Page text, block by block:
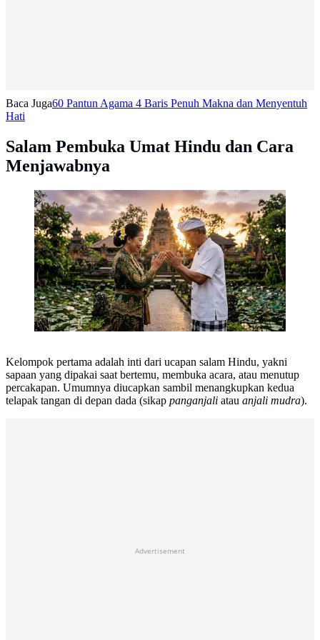
Baca Juga60 Pantun Agama 4 Baris Penuh Makna dan Menyentuh
Hati
Salam Pembuka Umat Hindu dan Cara
Menjawabnya
Ucapan Salam Hindu. Foto: AI Generated
Kelompok pertama adalah inti dari ucapan salam Hindu, yakni
sapaan yang dipakai saat bertemu, membuka acara, atau menutup
percakapan. Umumnya diucapkan sambil menangkupkan kedua
telapak tangan di depan dada (sikap panganjali atau anjali mudra).
Advertisement